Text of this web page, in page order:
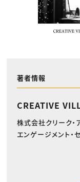
著者情報
CREATIVE
株式会社クリーク・
エンゲージメント・